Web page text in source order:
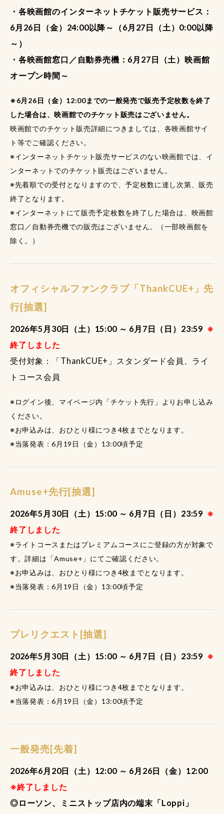
・各映画館のインターネットチケット販売サービス：
6月26日（金）24:00以降～（6月27日（土）0:00以降
～）
・各映画館窓口／自動券売機：6月27日（土）映画館
オープン時間～
※6月26日（金）12:00までの一般発売で販売予定枚数を終了
した場合は、映画館でのチケット販売はございません。
映画館でのチケット販売詳細につきましては、各映画館サイ
ト等でご確認ください。
※インターネットチケット販売サービスのない映画館では、イ
ンターネットでのチケット販売はございません。
※先着順での受付となりますので、予定枚数に達し次第、販売
終了となります。
※インターネットにて販売予定枚数を終了した場合は、映画館
窓口／自動券売機での販売はございません。（一部映画館を
除く。）
オフィシャルファンクラブ「ThankCUE+」先
行[抽選]
2026年5月30日（土）15:00 ～ 6月7日（日）23:59 ※
終了しました
受付対象：「ThankCUE+」スタンダード会員、ライ
トコース会員
※ログイン後、マイページ内「チケット先行」よりお申し込み
ください。
※お申込みは、おひとり様につき4枚までとなります。
※当落発表：6月19日（金）13:00頃予定
Amuse+先行[抽選]
2026年5月30日（土）15:00 ～ 6月7日（日）23:59 ※
終了しました
※ライトコースまたはプレミアムコースにご登録の方が対象で
す。詳細は「Amuse+」にてご確認ください。
※お申込みは、おひとり様につき4枚までとなります。
※当落発表：6月19日（金）13:00頃予定
プレリクエスト[抽選]
2026年5月30日（土）15:00 ～ 6月7日（日）23:59 ※
終了しました
※お申込みは、おひとり様につき4枚までとなります。
※当落発表：6月19日（金）13:00頃予定
一般発売[先着]
2026年6月20日（土）12:00 ～ 6月26日（金）12:00
※終了しました
◎ローソン、ミニストップ店内の端末「Loppi」